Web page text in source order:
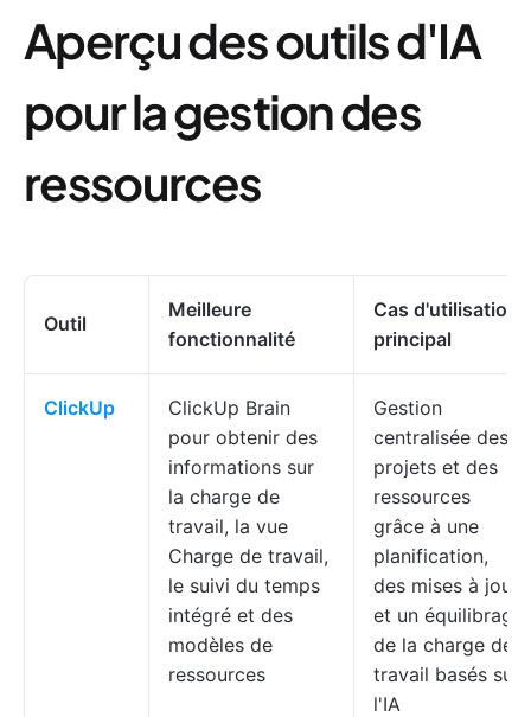
Aperçu des outils d'IA
pour la gestion des
ressources
Outil
Meilleure
fonctionnalité
Cas d'utilisation
principal
ClickUp
ClickUp Brain
pour obtenir des
informations sur
la charge de
travail, la vue
Charge de travail,
le suivi du temps
intégré et des
modèles de
ressources
Gestion
centralisée des
projets et des
ressources
grâce à une
planification,
des mises à jour
et un équilibrage
de la charge de
travail basés sur
l'IA